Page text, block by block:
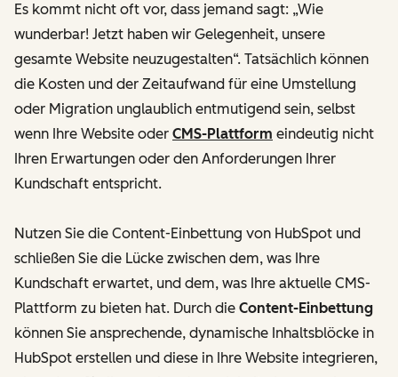
Es kommt nicht oft vor, dass jemand sagt: „Wie
wunderbar! Jetzt haben wir Gelegenheit, unsere
gesamte Website neuzugestalten“. Tatsächlich können
die Kosten und der Zeitaufwand für eine Umstellung
oder Migration unglaublich entmutigend sein, selbst
wenn Ihre Website oder CMS-Plattform eindeutig nicht
Ihren Erwartungen oder den Anforderungen Ihrer
Kundschaft entspricht.
Nutzen Sie die Content-Einbettung von HubSpot und
schließen Sie die Lücke zwischen dem, was Ihre
Kundschaft erwartet, und dem, was Ihre aktuelle CMS-
Plattform zu bieten hat. Durch die Content-Einbettung
können Sie ansprechende, dynamische Inhaltsblöcke in
HubSpot erstellen und diese in Ihre Website integrieren,